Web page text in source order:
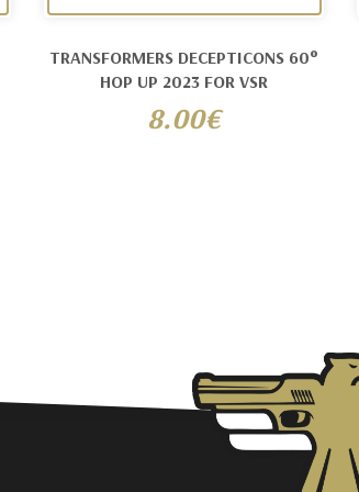
TRANSFORMERS DECEPTICONS 60°
HOP UP 2023 FOR VSR
8.00€